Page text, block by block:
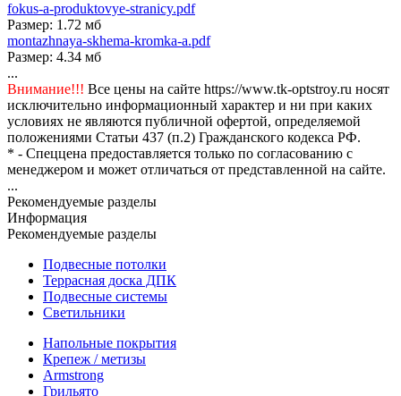
fokus-a-produktovye-stranicy.pdf
Размер: 1.72 мб
montazhnaya-skhema-kromka-a.pdf
Размер: 4.34 мб
...
Внимание!!! Все цены на сайте https://www.tk-optstroy.ru носят
исключительно информационный характер и ни при каких
условиях не являются публичной офертой, определяемой
положениями Статьи 437 (п.2) Гражданского кодекса РФ.
* - Спеццена предоставляется только по согласованию с
менеджером и может отличаться от представленной на сайте.
...
Рекомендуемые разделы
Информация
Рекомендуемые разделы
Подвесные потолки
Террасная доска ДПК
Подвесные системы
Светильники
Напольные покрытия
Крепеж / метизы
Armstrong
Грильято